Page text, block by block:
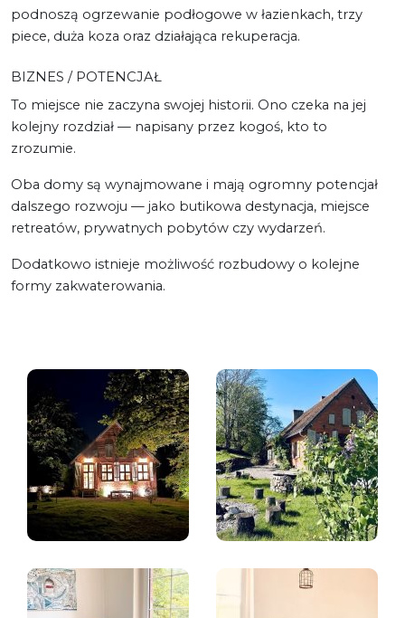
podnoszą ogrzewanie podłogowe w łazienkach, trzy
piece, duża koza oraz działająca rekuperacja.
BIZNES / POTENCJAŁ
To miejsce nie zaczyna swojej historii. Ono czeka na jej
kolejny rozdział — napisany przez kogoś, kto to
zrozumie.
Oba domy są wynajmowane i mają ogromny potencjał
dalszego rozwoju — jako butikowa destynacja, miejsce
retreatów, prywatnych pobytów czy wydarzeń.
Dodatkowo istnieje możliwość rozbudowy o kolejne
formy zakwaterowania.